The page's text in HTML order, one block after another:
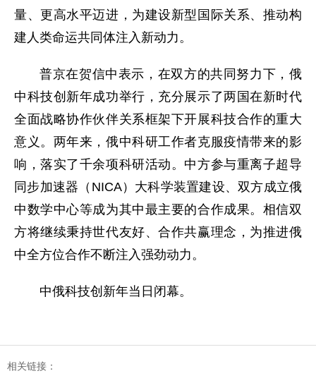
量、更高水平迈进，为建设新型国际关系、推动构
建人类命运共同体注入新动力。
普京在贺信中表示，在双方的共同努力下，俄
中科技创新年成功举行，充分展示了两国在新时代
全面战略协作伙伴关系框架下开展科技合作的重大
意义。两年来，俄中科研工作者克服疫情带来的影
响，落实了千余项科研活动。中方参与重离子超导
同步加速器（NICA）大科学装置建设、双方成立俄
中数学中心等成为其中最主要的合作成果。相信双
方将继续秉持世代友好、合作共赢理念，为推进俄
中全方位合作不断注入强劲动力。
中俄科技创新年当日闭幕。
相关链接：